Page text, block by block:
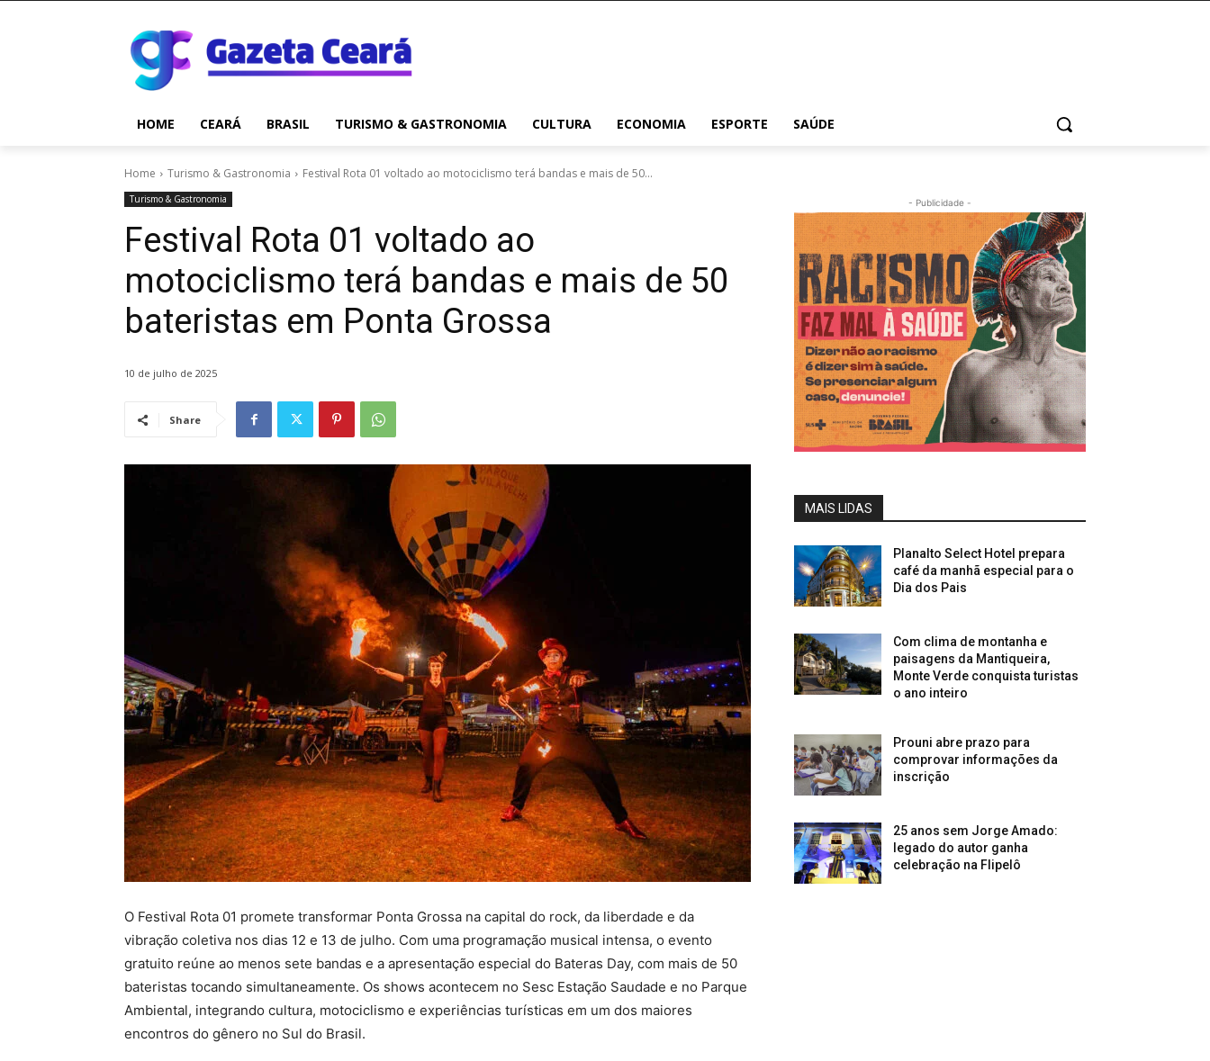
HOME CEARÁ BRASIL TURISMO & GASTRONOMIA CULTURA ECONOMIA ESPORTE SAÚDE
Home Turismo & Gastronomia Festival Rota 01 voltado ao motociclismo terá bandas e mais de 50...
Turismo & Gastronomia
Festival Rota 01 voltado ao
motociclismo terá bandas e mais de 50
bateristas em Ponta Grossa
10 de julho de 2025
Share
O Festival Rota 01 promete transformar Ponta Grossa na capital do rock, da liberdade e da
vibração coletiva nos dias 12 e 13 de julho. Com uma programação musical intensa, o evento
gratuito reúne ao menos sete bandas e a apresentação especial do Bateras Day, com mais de 50
bateristas tocando simultaneamente. Os shows acontecem no Sesc Estação Saudade e no Parque
Ambiental, integrando cultura, motociclismo e experiências turísticas em um dos maiores
encontros do gênero no Sul do Brasil.
- Publicidade -
MAIS LIDAS
Planalto Select Hotel prepara
café da manhã especial para o
Dia dos Pais
Com clima de montanha e
paisagens da Mantiqueira,
Monte Verde conquista turistas
o ano inteiro
Prouni abre prazo para
comprovar informações da
inscrição
25 anos sem Jorge Amado:
legado do autor ganha
celebração na Flipelô